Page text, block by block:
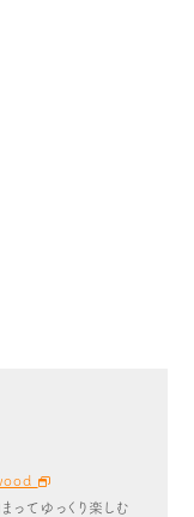
てゆっくり楽しむ